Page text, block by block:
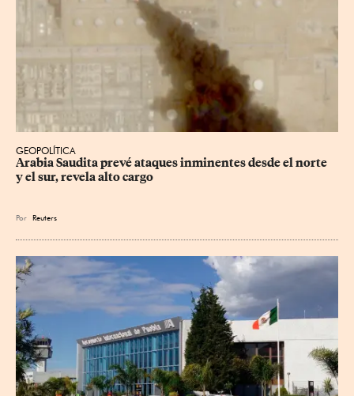
GEOPOLÍTICA
Arabia Saudita prevé ataques inminentes desde el norte
y el sur, revela alto cargo
Por Reuters